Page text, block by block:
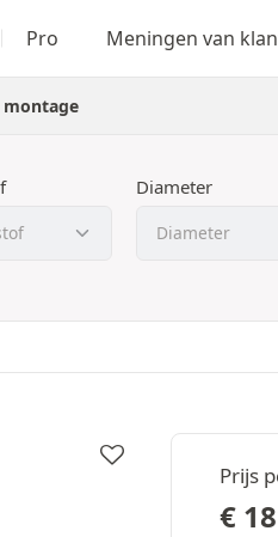
Pro Meningen van
montage
Diameter
Prijs
€